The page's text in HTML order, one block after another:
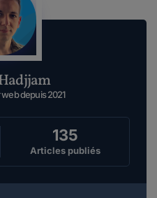
depuis 2021
135
Articles publiés